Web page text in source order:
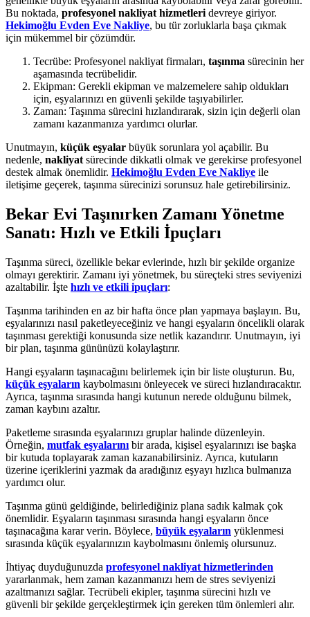
Bu noktada, profesyonel nakliyat hizmetleri devreye giriyor.
Hekimoğlu Evden Eve Nakliye, bu tür zorluklarla başa çıkmak
için mükemmel bir çözümdür.
Tecrübe: Profesyonel nakliyat firmaları, taşınma sürecinin her
aşamasında tecrübelidir.
Ekipman: Gerekli ekipman ve malzemelere sahip oldukları
için, eşyalarınızı en güvenli şekilde taşıyabilirler.
Zaman: Taşınma sürecini hızlandırarak, sizin için değerli olan
zamanı kazanmanıza yardımcı olurlar.
Unutmayın, küçük eşyalar büyük sorunlara yol açabilir. Bu
nedenle, nakliyat sürecinde dikkatli olmak ve gerekirse profesyonel
destek almak önemlidir. Hekimoğlu Evden Eve Nakliye ile
iletişime geçerek, taşınma sürecinizi sorunsuz hale getirebilirsiniz.
Bekar Evi Taşınırken Zamanı Yönetme
Sanatı: Hızlı ve Etkili İpuçları
Taşınma süreci, özellikle bekar evlerinde, hızlı bir şekilde organize
olmayı gerektirir. Zamanı iyi yönetmek, bu süreçteki stres seviyenizi
azaltabilir. İşte hızlı ve etkili ipuçları:
Taşınma tarihinden en az bir hafta önce plan yapmaya başlayın. Bu,
eşyalarınızı nasıl paketleyeceğiniz ve hangi eşyaların öncelikli olarak
taşınması gerektiği konusunda size netlik kazandırır. Unutmayın, iyi
bir plan, taşınma gününüzü kolaylaştırır.
Hangi eşyaların taşınacağını belirlemek için bir liste oluşturun. Bu,
küçük eşyaların kaybolmasını önleyecek ve süreci hızlandıracaktır.
Ayrıca, taşınma sırasında hangi kutunun nerede olduğunu bilmek,
zaman kaybını azaltır.
Paketleme sırasında eşyalarınızı gruplar halinde düzenleyin.
Örneğin, mutfak eşyalarını bir arada, kişisel eşyalarınızı ise başka
bir kutuda toplayarak zaman kazanabilirsiniz. Ayrıca, kutuların
üzerine içeriklerini yazmak da aradığınız eşyayı hızlıca bulmanıza
yardımcı olur.
Taşınma günü geldiğinde, belirlediğiniz plana sadık kalmak çok
önemlidir. Eşyaların taşınması sırasında hangi eşyaların önce
taşınacağına karar verin. Böylece, büyük eşyaların yüklenmesi
sırasında küçük eşyalarınızın kaybolmasını önlemiş olursunuz.
İhtiyaç duyduğunuzda profesyonel nakliyat hizmetlerinden
yararlanmak, hem zaman kazanmanızı hem de stres seviyenizi
azaltmanızı sağlar. Tecrübeli ekipler, taşınma sürecini hızlı ve
güvenli bir şekilde gerçekleştirmek için gereken tüm önlemleri alır.